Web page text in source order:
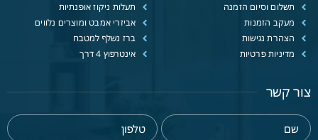
תשלום וסיום הזמנה
מעקב הזמנות
הצהרת נגישות
מדיניות פרטיות
תעלות ניקוז אופנתיות
אביזרי אמבט ומוצרים נלווים
ברז נשלף למטבח
אינטרפוץ 4 דרך
צור קשר